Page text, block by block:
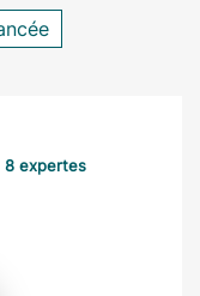
8 expertes